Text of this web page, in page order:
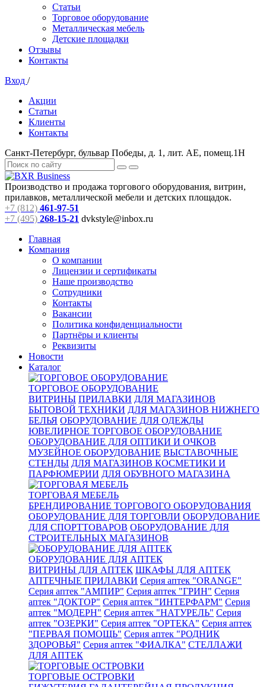
Статьи
Торговое оборудование
Металлическая мебель
Детские площадки
Отзывы
Контакты
Вход /
Акции
Статьи
Клиенты
Контакты
Санкт-Петербург, бульвар Победы, д. 1, лит. АЕ, помещ.1Н
Производство и продажа торгового оборудования, витрин,
прилавков, металлической мебели и детских площадок.
+7 (812) 461-97-51
+7 (495) 268-15-21 dvkstyle@inbox.ru
Главная
Компания
О компании
Лицензии и сертификаты
Наше производство
Сотрудники
Контакты
Вакансии
Политика конфиденциальности
Партнёры и клиенты
Реквизиты
Новости
Каталог
ТОРГОВОЕ ОБОРУДОВАНИЕ
ВИТРИНЫ ПРИЛАВКИ ДЛЯ МАГАЗИНОВ
БЫТОВОЙ ТЕХНИКИ ДЛЯ МАГАЗИНОВ НИЖНЕГО
БЕЛЬЯ ОБОРУДОВАНИЕ ДЛЯ ОДЕЖДЫ
ЮВЕЛИРНОЕ ТОРГОВОЕ ОБОРУДОВАНИЕ
ОБОРУДОВАНИЕ ДЛЯ ОПТИКИ И ОЧКОВ
МУЗЕЙНОЕ ОБОРУДОВАНИЕ ВЫСТАВОЧНЫЕ
СТЕНДЫ ДЛЯ МАГАЗИНОВ КОСМЕТИКИ И
ПАРФЮМЕРИИ ДЛЯ ОБУВНОГО МАГАЗИНА
ТОРГОВАЯ МЕБЕЛЬ
БРЕНДИРОВАНИЕ ТОРГОВОГО ОБОРУДОВАНИЯ
ОБОРУДОВАНИЕ ДЛЯ ТОРГОВЛИ ОБОРУДОВАНИЕ
ДЛЯ СПОРТТОВАРОВ ОБОРУДОВАНИЕ ДЛЯ
СТРОИТЕЛЬНЫХ МАГАЗИНОВ
ОБОРУДОВАНИЕ ДЛЯ АПТЕК
ВИТРИНЫ ДЛЯ АПТЕК ШКАФЫ ДЛЯ АПТЕК
АПТЕЧНЫЕ ПРИЛАВКИ Серия аптек "ORANGE"
Серия аптек "АМПИР" Серия аптек "ГРИН" Серия
аптек "ДОКТОР" Серия аптек "ИНТЕРФАРМ" Серия
аптек "МОДЕРН" Серия аптек "НАТУРЕЛЬ" Серия
аптек "ОЗЕРКИ" Серия аптек "ОРТЕКА" Серия аптек
"ПЕРВАЯ ПОМОЩЬ" Серия аптек "РОДНИК
ЗДОРОВЬЯ" Серия аптек "ФИАЛКА" СТЕЛЛАЖИ
ДЛЯ АПТЕК
ТОРГОВЫЕ ОСТРОВКИ